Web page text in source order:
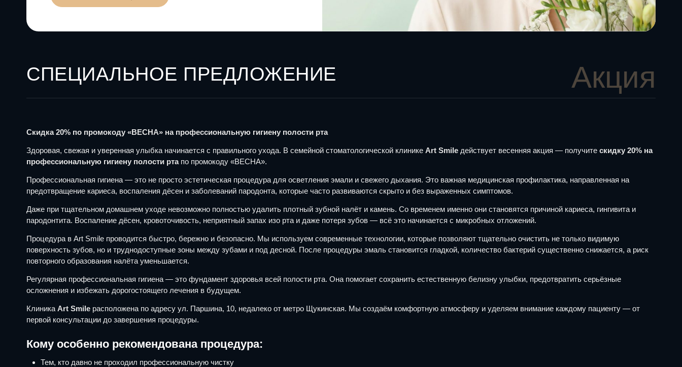
СПЕЦИАЛЬНОЕ ПРЕДЛОЖЕНИЕ Акция
Скидка 20% по промокоду «ВЕСНА» на профессиональную гигиену полости рта
Здоровая, свежая и уверенная улыбка начинается с правильного ухода. В семейной стоматологической клинике Art Smile действует весенняя акция — получите скидку 20% на
профессиональную гигиену полости ртапо промокоду «ВЕСНА».
Профессиональная гигиена — это не просто эстетическая процедура для осветления эмали и свежего дыхания. Это важная медицинская профилактика, направленная на
предотвращение кариеса, воспаления дёсен и заболеваний пародонта, которые часто развиваются скрыто и без выраженных симптомов.
Даже при тщательном домашнем уходе невозможно полностью удалить плотный зубной налёт и камень. Со временем именно они становятся причиной кариеса, гингивита и
пародонтита. Воспаление дёсен, кровоточивость, неприятный запах изо рта и даже потеря зубов — всё это начинается с микробных отложений.
Процедура в Art Smile проводится быстро, бережно и безопасно. Мы используем современные технологии, которые позволяют тщательно очистить не только видимую
поверхность зубов, но и труднодоступные зоны между зубами и под десной. После процедуры эмаль становится гладкой, количество бактерий существенно снижается, а риск
повторного образования налёта уменьшается.
Регулярная профессиональная гигиена — это фундамент здоровья всей полости рта. Она помогает сохранить естественную белизну улыбки, предотвратить серьёзные
осложнения и избежать дорогостоящего лечения в будущем.
Клиника Art Smile расположена по адресу ул. Паршина, 10, недалеко от метро Щукинская. Мы создаём комфортную атмосферу и уделяем внимание каждому пациенту — от
первой консультации до завершения процедуры.
Кому особенно рекомендована процедура:
Тем, кто давно не проходил профессиональную чистку